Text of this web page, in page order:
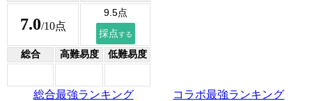
7.0/10点
総合 高難易度 低難易度
総合最強ランキング コラボ最強ランキング